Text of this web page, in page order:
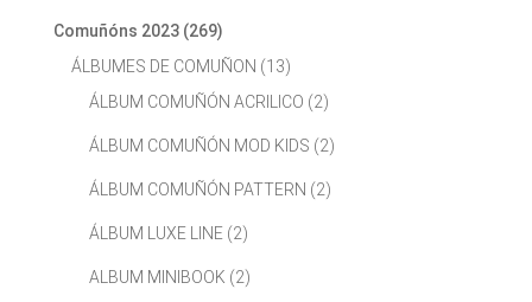
Comuñóns 2023 (269)
ÁLBUMES DE COMUÑON (13)
ÁLBUM COMUÑÓN ACRILICO (2)
ÁLBUM COMUÑÓN MOD KIDS (2)
ÁLBUM COMUÑÓN PATTERN (2)
ÁLBUM LUXE LINE (2)
ALBUM MINIBOOK (2)